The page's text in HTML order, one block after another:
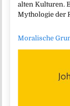
alten Kulturen.
Mythologie der
Moralische